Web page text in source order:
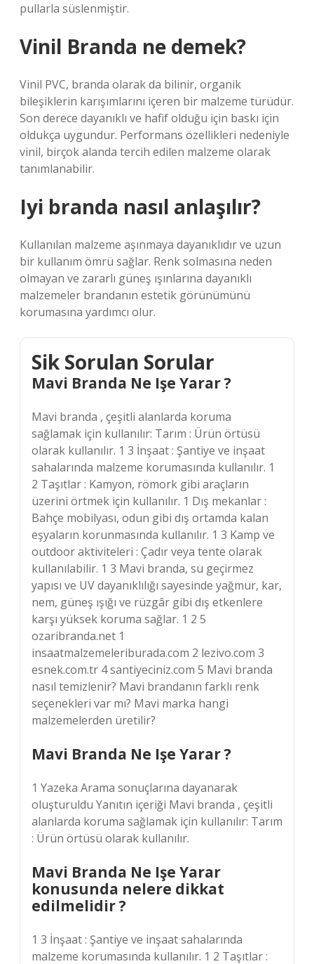
pullarla süslenmiştir.
Vinil Branda ne demek?
Vinil PVC, branda olarak da bilinir, organik
bileşiklerin karışımlarını içeren bir malzeme türüdür.
Son derece dayanıklı ve hafif olduğu için baskı için
oldukça uygundur. Performans özellikleri nedeniyle
vinil, birçok alanda tercih edilen malzeme olarak
tanımlanabilir.
Iyi branda nasıl anlaşılır?
Kullanılan malzeme aşınmaya dayanıklıdır ve uzun
bir kullanım ömrü sağlar. Renk solmasına neden
olmayan ve zararlı güneş ışınlarına dayanıklı
malzemeler brandanın estetik görünümünü
korumasına yardımcı olur.
Sik Sorulan Sorular
Mavi Branda Ne Işe Yarar ?
Mavi branda , çeşitli alanlarda koruma
sağlamak için kullanılır: Tarım : Ürün örtüsü
olarak kullanılır. 1 3 İnşaat : Şantiye ve inşaat
sahalarında malzeme korumasında kullanılır. 1
2 Taşıtlar : Kamyon, römork gibi araçların
üzerini örtmek için kullanılır. 1 Dış mekanlar :
Bahçe mobilyası, odun gibi dış ortamda kalan
eşyaların korunmasında kullanılır. 1 3 Kamp ve
outdoor aktiviteleri : Çadır veya tente olarak
kullanılabilir. 1 3 Mavi branda, su geçirmez
yapısı ve UV dayanıklılığı sayesinde yağmur, kar,
nem, güneş ışığı ve rüzgâr gibi dış etkenlere
karşı yüksek koruma sağlar. 1 2 5
ozaribranda.net 1
insaatmalzemeleriburada.com 2 lezivo.com 3
esnek.com.tr 4 santiyeciniz.com 5 Mavi branda
nasıl temizlenir? Mavi brandanın farklı renk
seçenekleri var mı? Mavi marka hangi
malzemelerden üretilir?
Mavi Branda Ne Işe Yarar ?
1 Yazeka Arama sonuçlarına dayanarak
oluşturuldu Yanıtın içeriği Mavi branda , çeşitli
alanlarda koruma sağlamak için kullanılır: Tarım
: Ürün örtüsü olarak kullanılır.
Mavi Branda Ne Işe Yarar
konusunda nelere dikkat
edilmelidir ?
1 3 İnşaat : Şantiye ve inşaat sahalarında
malzeme korumasında kullanılır. 1 2 Taşıtlar :